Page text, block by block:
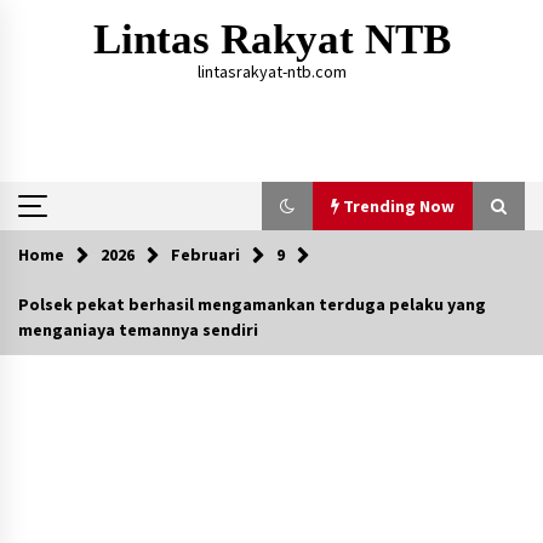
Lintas Rakyat NTB
lintasrakyat-ntb.com
Trending Now
Trending Now
Aksi Penggerebekan Pengedar Sabu di Dompu,
Home 2026 Februari 9
Polsek pekat berhasil mengamankan terduga pelaku yang
menganiaya temannya sendiri